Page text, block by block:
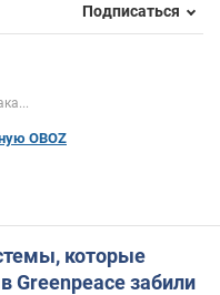
Подписаться
OBOZ
которые
Greenpeace забили